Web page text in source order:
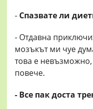
- Спазвате ли
- Отдавна
мозъкът ми чуе
това е невъзможно,
повече.
- Все пак доста